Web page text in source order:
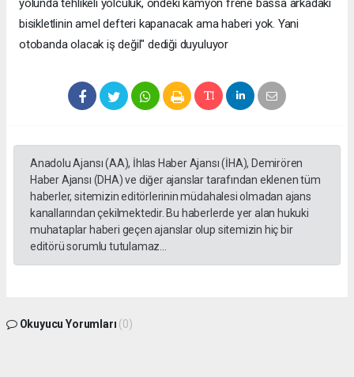
yolunda tehlikeli yolculuk, öndeki kamyon frene bassa arkadaki
bisikletlinin amel defteri kapanacak ama haberi yok. Yani
otobanda olacak iş değil" dediği duyuluyor
Anadolu Ajansı (AA), İhlas Haber Ajansı (İHA), Demirören
Haber Ajansı (DHA) ve diğer ajanslar tarafından eklenen tüm
haberler, sitemizin editörlerinin müdahalesi olmadan ajans
kanallarından çekilmektedir. Bu haberlerde yer alan hukuki
muhataplar haberi geçen ajanslar olup sitemizin hiç bir
editörü sorumlu tutulamaz...
Okuyucu Yorumları (0)